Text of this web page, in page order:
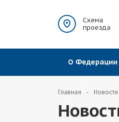
Схема
проезда
О Федерации
Главная Новости